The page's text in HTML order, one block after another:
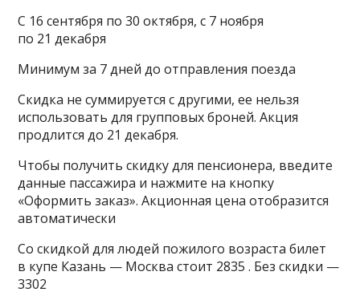
С 16 сентября по 30 октября, с 7 ноября
по 21 декабря
Минимум за 7 дней до отправления поезда
Скидка не суммируется с другими, ее нельзя
использовать для групповых броней. Акция
продлится до 21 декабря.
Чтобы получить скидку для пенсионера, введите
данные пассажира и нажмите на кнопку
«Оформить заказ». Акционная цена отобразится
автоматически
Со скидкой для людей пожилого возраста билет
в купе Казань — Москва стоит 2835 . Без скидки —
3302